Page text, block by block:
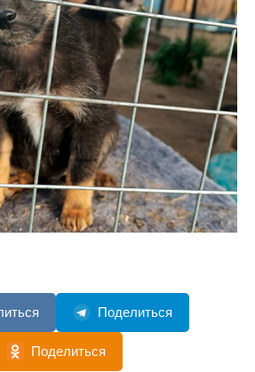
Поделиться
Поделиться